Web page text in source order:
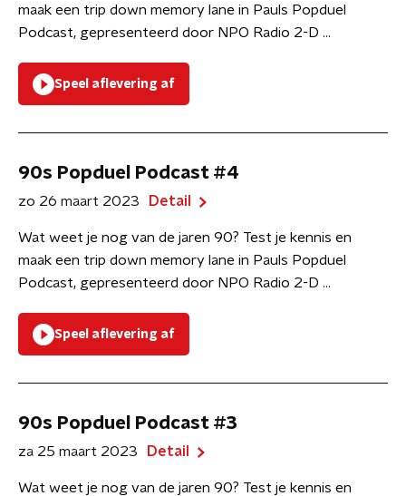
maak een trip down memory lane in Pauls Popduel
Podcast, gepresenteerd door NPO Radio 2-D ...
Speel aflevering af
90s Popduel Podcast #4
zo 26 maart 2023 Detail
Wat weet je nog van de jaren 90? Test je kennis en
maak een trip down memory lane in Pauls Popduel
Podcast, gepresenteerd door NPO Radio 2-D ...
Speel aflevering af
90s Popduel Podcast #3
za 25 maart 2023 Detail
Wat weet je nog van de jaren 90? Test je kennis en